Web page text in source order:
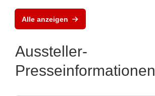
Alle anzeigen
Aussteller-
Presseinformationen